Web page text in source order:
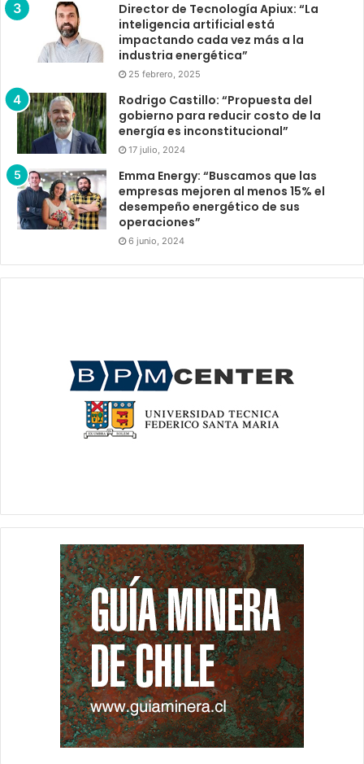
Director de Tecnología Apiux: “La
inteligencia artificial está
impactando cada vez más a la
industria energética”
25 febrero, 2025
Rodrigo Castillo: “Propuesta del
gobierno para reducir costo de la
energía es inconstitucional”
17 julio, 2024
Emma Energy: “Buscamos que las
empresas mejoren al menos 15% el
desempeño energético de sus
operaciones”
6 junio, 2024